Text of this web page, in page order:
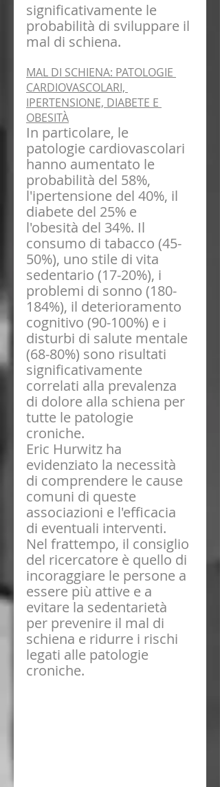
significativamente le
probabilità di sviluppare il
mal di schiena.
MAL DI SCHIENA: PATOLOGIE
CARDIOVASCOLARI,
IPERTENSIONE, DIABETE E
OBESITÀ
In particolare, le
patologie cardiovascolari
hanno aumentato le
probabilità del 58%,
l'ipertensione del 40%, il
diabete del 25% e
l'obesità del 34%. Il
consumo di tabacco (45-
50%), uno stile di vita
sedentario (17-20%), i
problemi di sonno (180-
184%), il deterioramento
cognitivo (90-100%) e i
disturbi di salute mentale
(68-80%) sono risultati
significativamente
correlati alla prevalenza
di dolore alla schiena per
tutte le patologie
croniche.
Eric Hurwitz ha
evidenziato la necessità
di comprendere le cause
comuni di queste
associazioni e l'efficacia
di eventuali interventi.
Nel frattempo, il consiglio
del ricercatore è quello di
incoraggiare le persone a
essere più attive e a
evitare la sedentarietà
per prevenire il mal di
schiena e ridurre i rischi
legati alle patologie
croniche.